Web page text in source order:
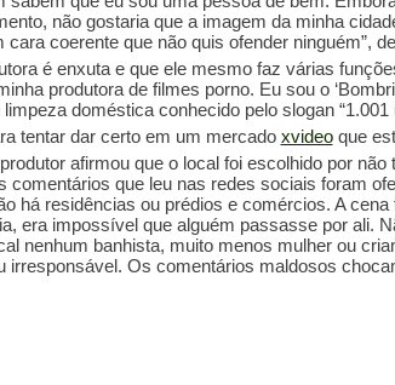
não gostaria que a imagem da minha
cara coerente que não quis ofender ninguém”,
é enxuta e que ele mesmo faz várias
produtora de filmes porno. Eu sou o
limpeza doméstica conhecido pelo slogan “1.001
tentar dar certo em um mercado xvideoque
afirmou que o local foi escolhido por
comentários que leu nas redes sociais foram
há residências ou prédios e comércios. A
era impossível que alguém passasse por ali.
nenhum banhista, muito menos mulher ou
irresponsável. Os comentários maldosos